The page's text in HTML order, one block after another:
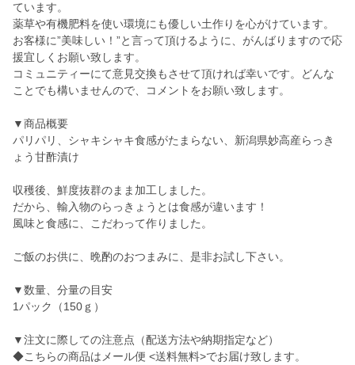
ています。
薬草や有機肥料を使い環境にも優しい土作りを心がけています。
お客様に”美味しい！”と言って頂けるように、がんばりますので応
援宜しくお願い致します。
コミュニティーにて意見交換もさせて頂ければ幸いです。どんな
ことでも構いませんので、コメントをお願い致します。
▼商品概要
パリパリ、シャキシャキ食感がたまらない、新潟県妙高産らっき
ょう甘酢漬け
収穫後、鮮度抜群のまま加工しました。
だから、輸入物のらっきょうとは食感が違います！
風味と食感に、こだわって作りました。
ご飯のお供に、晩酌のおつまみに、是非お試し下さい。
▼数量、分量の目安
1パック（150ｇ）
▼注文に際しての注意点（配送方法や納期指定など）
◆こちらの商品はメール便 <送料無料>でお届け致します。